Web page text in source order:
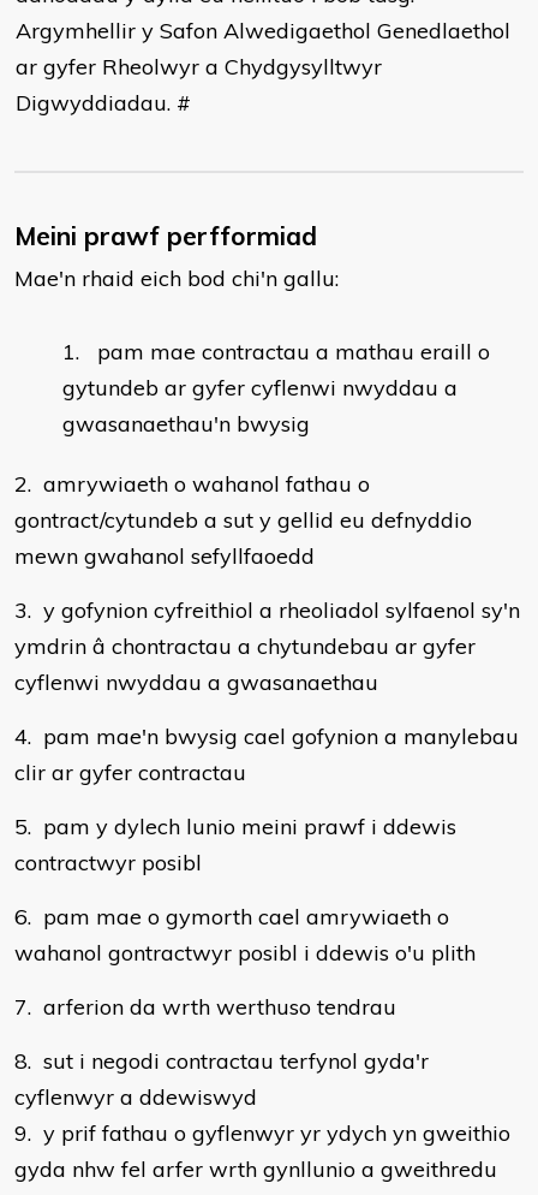
Argymhellir y Safon Alwedigaethol Genedlaethol
ar gyfer Rheolwyr a Chydgysylltwyr
Digwyddiadau. #
Meini prawf perfformiad
Mae'n rhaid eich bod chi'n gallu:
pam mae contractau a mathau eraill o
gytundeb ar gyfer cyflenwi nwyddau a
gwasanaethau'n bwysig
2. amrywiaeth o wahanol fathau o
gontract/cytundeb a sut y gellid eu defnyddio
mewn gwahanol sefyllfaoedd
3. y gofynion cyfreithiol a rheoliadol sylfaenol sy'n
ymdrin â chontractau a chytundebau ar gyfer
cyflenwi nwyddau a gwasanaethau
4. pam mae'n bwysig cael gofynion a manylebau
clir ar gyfer contractau
5. pam y dylech lunio meini prawf i ddewis
contractwyr posibl
6. pam mae o gymorth cael amrywiaeth o
wahanol gontractwyr posibl i ddewis o'u plith
7. arferion da wrth werthuso tendrau
8. sut i negodi contractau terfynol gyda'r
cyflenwyr a ddewiswyd
9. y prif fathau o gyflenwyr yr ydych yn gweithio
gyda nhw fel arfer wrth gynllunio a gweithredu